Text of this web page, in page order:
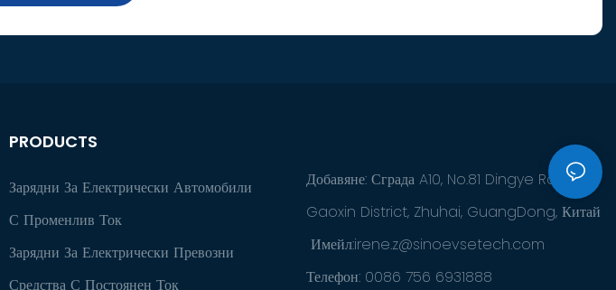
PRODUCTS
Зарядни За Електрически Автомобили
С Променлив Ток
Зарядни За Електрически Превозни
Средства С Постоянен Ток
Добавяне: Сграда A10, No.81 Dingye Road,
Gaoxin District, Zhuhai, GuangDong, Китай
Имейл:irene.z@sinoevsetech.com
Телефон: 0086 756 6931888